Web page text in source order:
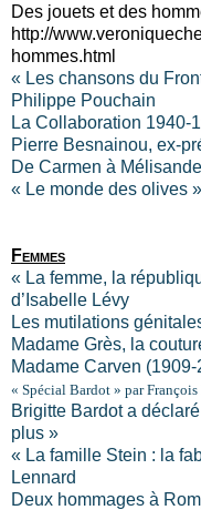
Des jouets et des
http://
hommes.html
« Les chansons du
Philippe Pouchain
La Collaboration 1940-
Pierre Besnainou, ex-
De Carmen à
« Le monde des olives
Femmes
« La femme, la
d’Isabelle Lévy
Les mutilations
Madame Grès, la
Madame Carven
« Spécial Bardot » par
Brigitte Bardot a
plus »
« La famille Stein : la
Lennard
Deux hommages à